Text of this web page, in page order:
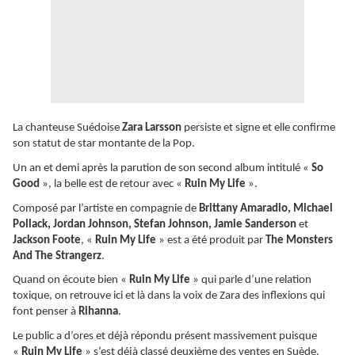
La chanteuse Suédoise Zara Larsson persiste et signe et elle confirme
son statut de star montante de la Pop.
Un an et demi après la parution de son second album intitulé « So
Good », la belle est de retour avec « Ruin My Life ».
Composé par l’artiste en compagnie de Brittany Amaradio, Michael
Pollack, Jordan Johnson, Stefan Johnson, Jamie Sanderson et
Jackson Foote, « Ruin My Life » est a été produit par The Monsters
And The Strangerz.
Quand on écoute bien « Ruin My Life » qui parle d’une relation
toxique, on retrouve ici et là dans la voix de Zara des inflexions qui
font penser à Rihanna.
Le public a d’ores et déjà répondu présent massivement puisque
« Ruin My Life » s’est déjà classé deuxième des ventes en Suède.